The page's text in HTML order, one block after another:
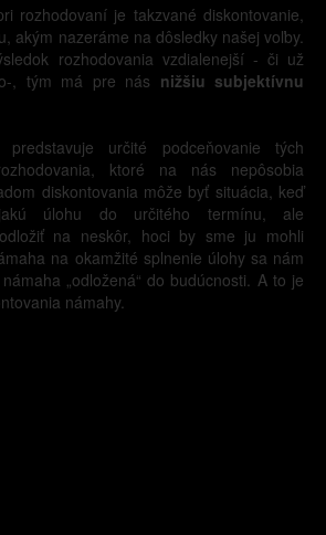
rozhodovaní je takzvané diskontovanie,
akým nazeráme na dôsledky našej voľby.
rozhodovania vzdialenejší - či už
, tým má pre nás nižšiu subjektívnu
predstavuje určité podceňovanie tých
ktoré na nás nepôsobia
diskontovania môže byť situácia, keď
úlohu do určitého termínu, ale
na neskôr, hoci by sme ju mohli
na okamžité splnenie úlohy sa nám
„odložená“ do budúcnosti. A to je
námahy.